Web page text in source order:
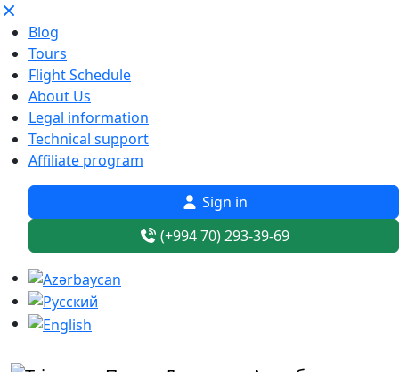
Blog
Tours
Flight Schedule
About Us
Legal information
Technical support
Affiliate program
Sign in
(+994 70) 293-39-69